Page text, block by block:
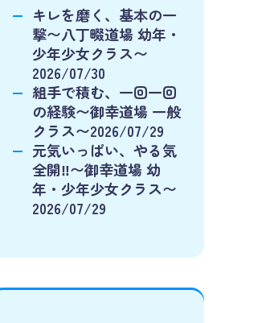
キレを磨く、基本の一
撃〜八丁畷道場 幼年・
少年少女クラス〜
2026/07/30
組手で積む、一回一回
の経験〜御幸道場 一般
クラス〜2026/07/29
元気いっぱい、やる気
全開‼️〜御幸道場 幼
年・少年少女クラス〜
2026/07/29